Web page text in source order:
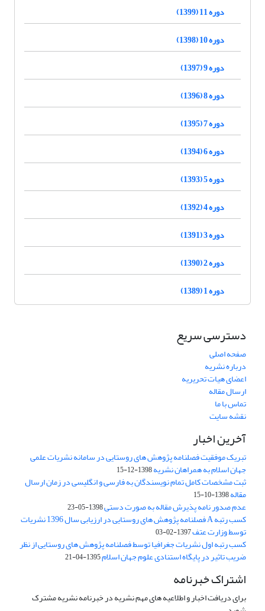
دوره 11 (1399)
دوره 10 (1398)
دوره 9 (1397)
دوره 8 (1396)
دوره 7 (1395)
دوره 6 (1394)
دوره 5 (1393)
دوره 4 (1392)
دوره 3 (1391)
دوره 2 (1390)
دوره 1 (1389)
دسترسی سریع
صفحه اصلی
درباره نشریه
اعضای هیات تحریریه
ارسال مقاله
تماس با ما
نقشه سایت
آخرین اخبار
تبریک موفقیت فصلنامه پژوهش های روستایی در سامانه نشریات علمی
جهان اسلام به همراهان نشریه1398-12-15
ثبت مشخصات کامل تمام نویسندگان به فارسی و انگلیسی در زمان ارسال
مقاله1398-10-15
عدم صدور نامه پذیرش مقاله به صورت دستی1398-05-23
کسب رتبه A فصلنامه پژوهش های روستایی در ارزیابی سال 1396 نشریات
توسط وزارت عتف1397-02-03
کسب رتبه اول نشریات جغرافیا توسط فصلنامه پژوهش های روستایی از نظر
ضریب تاثیر در پایگاه استنادی علوم جهان اسلام1395-04-21
اشتراک خبرنامه
برای دریافت اخبار و اطلاعیه های مهم نشریه در خبرنامه نشریه مشترک